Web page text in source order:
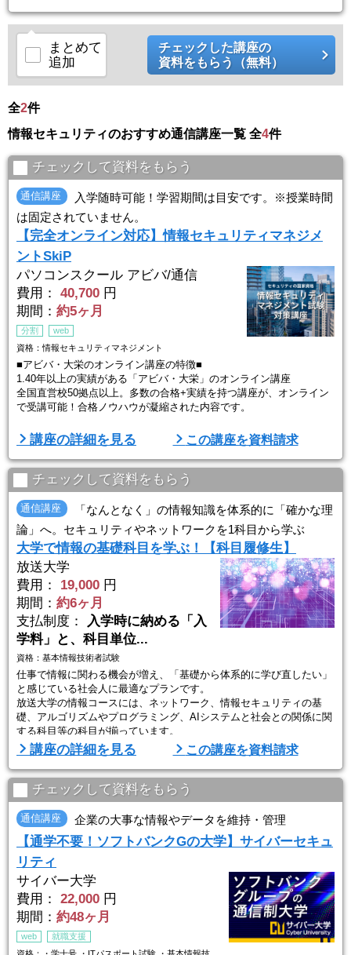
①今から始める人も、仕事が忙しい人も
スキのない新学習法「SkiP」で、頭に定着しやすい学習を目指しま
（１）短時間で、基本情報技術者の全体像を把握（HOP講座）
→やみくもな暗記ではなく、まずは全体像を把握することが合格への
近道です。
（２）約5分で、ポイントをつかむ（STEP講座）
→1回約5分で、基本情報技術者合格ポイントを学習します。
→全体像を理 ...
まとめて
追加
チェックした講座の
資料をもらう（無料）
全2件
情報セキュリティのおすすめ通信講座一覧 全4件
チェックして資料をもらう
通信講座
入学随時可能！学習期間は目安です。※授業時間
は固定されていません。
【完全オンライン対応】情報セキュリティマネジメ
ントSkiP
パソコンスクール アビバ/通信
費用：
40,700 円
期間： 約5ヶ月
分割
web
資格：情報セキュリティマネジメント
■アビバ・大栄のオンライン講座の特徴■
1.40年以上の実績がある「アビバ・大栄」のオンライン講座
全国直営校50拠点以上。多数の合格+実績を持つ講座が、オンライン
で受講可能！合格ノウハウが凝縮された内容です。
2.「挫折させない」にこだわるサポート体制
学習管理の専門家 『キャリアナビゲーター』が定期カウンセリング
で、学習進捗確認やモチベーション支援。理解度や進捗を確認しなが
ら、受講計画を立てるので、オンラインでも通学のような安心感で学
習が着実に進捗します。
3.プロの知見からアドバ ...
講座の詳細を見る この講座を資料請求
チェックして資料をもらう
通信講座
「なんとなく」の情報知識を体系的に「確かな理
論」へ。セキュリティやネットワークを1科目から学ぶ
大学で情報の基礎科目を学ぶ！【科目履修生】
放送大学
費用：
19,000 円
期間： 約6ヶ月
支払制度：
入学時に納める「入
学料」と、科目単位...
資格：基本情報技術者試験
仕事で情報に関わる機会が増え、「基礎から体系的に学び直したい」
と感じている社会人に最適なプランです。
放送大学の情報コースには、ネットワーク、情報セキュリティの基
礎、アルゴリズムやプログラミング、AIシステムと社会との関係に関
する科目等の科目が揃っています。
入学試験はなく書類選考のみ。半年間（1学期間）だけ在籍し、例え
ば「ネットワークの仕組みだけ知りたい」といったニーズに合わせて
1科目から履修可能。ネット検索や独学だけでは理解しきれない原理
原則を、大学の講義でしっかりと固めることができます。
...
講座の詳細を見る この講座を資料請求
チェックして資料をもらう
通信講座 企業の大事な情報やデータを維持・管理
【通学不要！ソフトバンクGの大学】サイバーセキュ
リティ
サイバー大学
費用：
22,000 円
期間： 約48ヶ月
web
就職支援